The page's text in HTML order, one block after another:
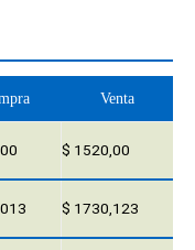
Venta
$ 1520,00
$ 1730,123